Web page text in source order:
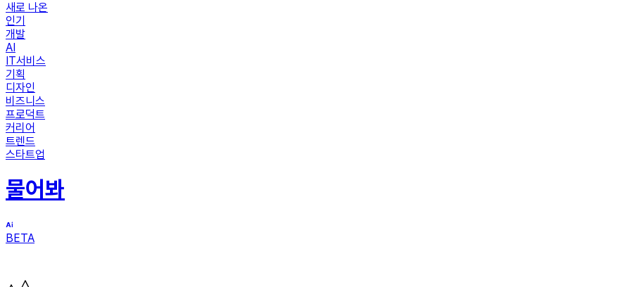
새로 나온
인기
개발
AI
IT서비스
기획
디자인
비즈니스
프로덕트
커리어
트렌드
스타트업
물어봐
BETA